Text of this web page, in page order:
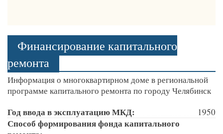
Финансирование капитального
ремонта
Информация о многоквартирном доме в региональной
программе капитального ремонта по городу Челябинск
Год ввода в эксплуатацию МКД: 1950
Способ формирования фонда капитального